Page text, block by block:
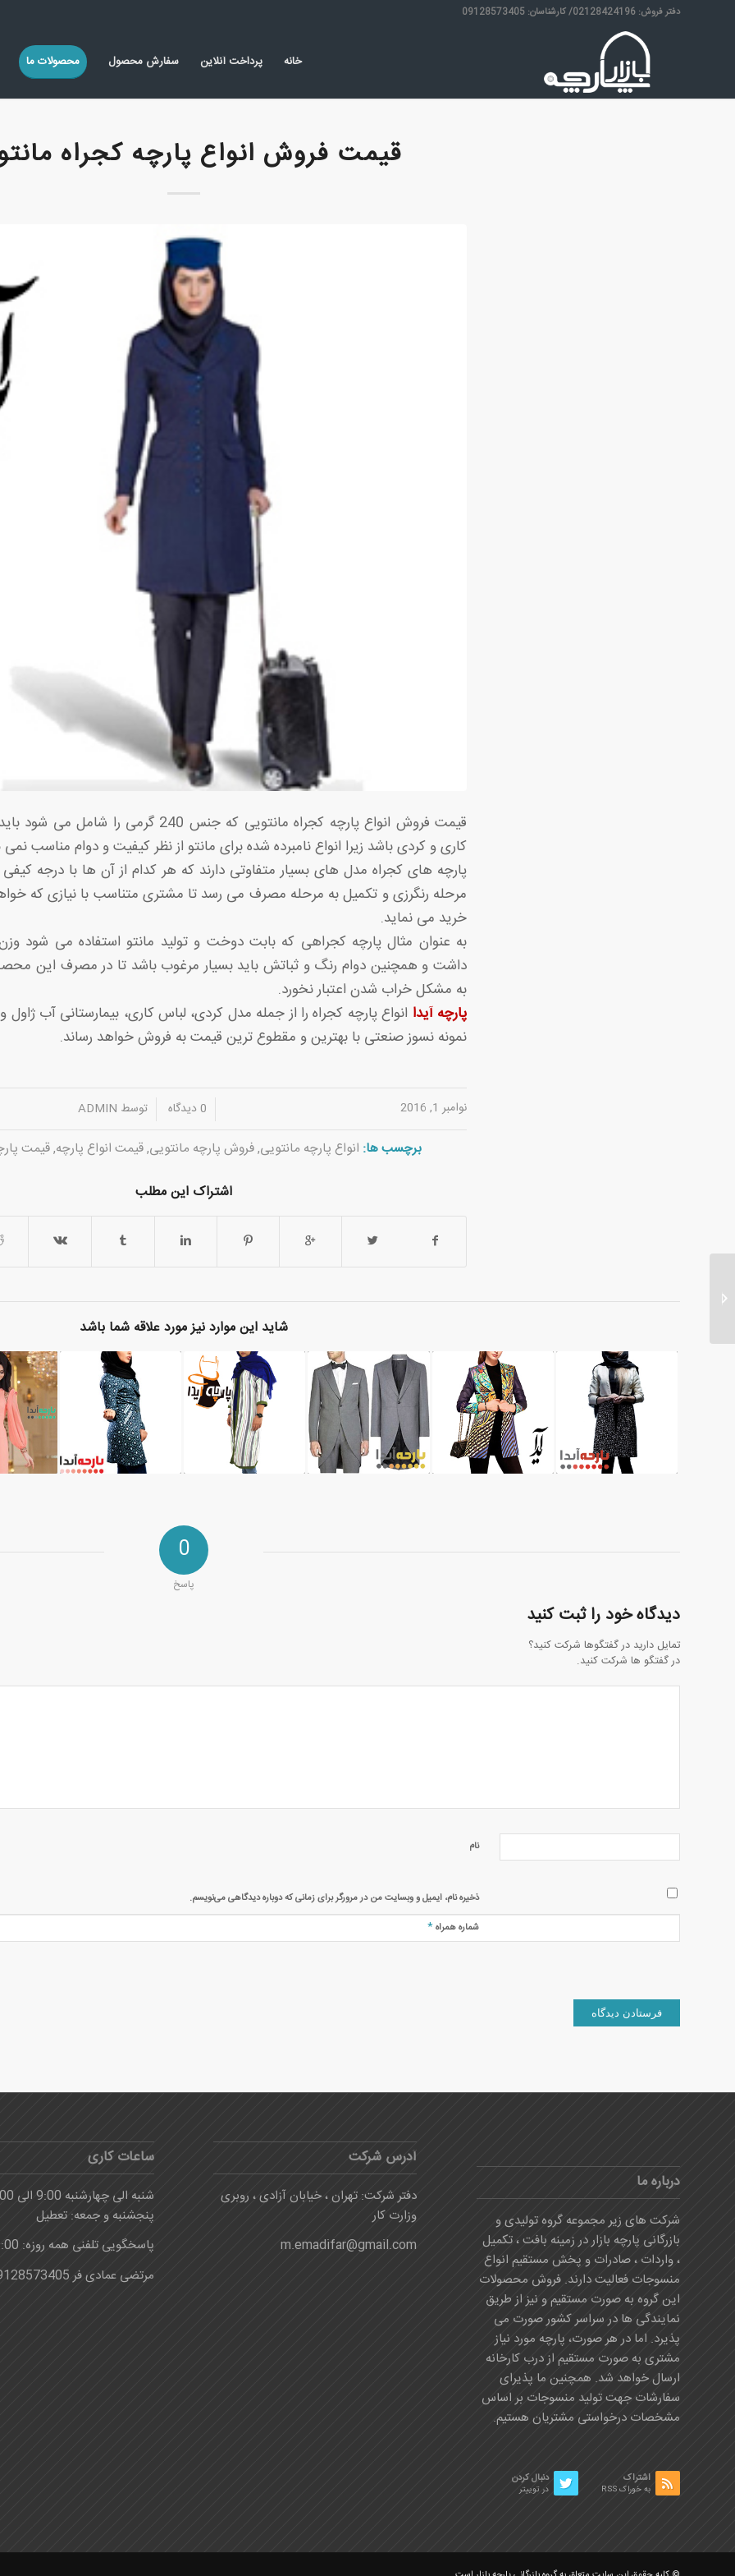
دفتر فروش: 02128424196/ کارشناسان: 09128573405
خانه پرداخت آنلاین سفارش محصول محصولات ما
قیمت فروش انواع پارچه کجراه
قیمت فروش انواع پارچه کجراه مانتویی که جنس 240
کاری و کردی باشد زیرا انواع نامبرده شده برای مانتو از نظر کیفیت و دوام مناسب نمی
پارچه های کجراه مدل های بسیار متفاوتی دارند که هر کدام از آن ها با درجه
مرحله رنگرزی و تکمیل به مرحله مصرف می رسد تا مشتری متناسب با نیازی که
خرید می نماید.
داشت و همچنین دوام رنگ و ثباتش باید بسیار مرغوب باشد تا در مصرف این
به مشکل خراب شدن اعتبار نخورد.
پارچه آیدا انواع پارچه کجراه را از جمله مدل کردی، لباس کاری، بیمارستانی آب ژاول
نمونه نسوز صنعتی با بهترین و مقطوع ترین قیمت به فروش خواهد رساند.
نوامبر 1, 2016 0 دیدگاه/ توسط ADMIN
برچسب ها: انواع پارچه مانتویی,فروش پارچه مانتویی,قیمت انواع پارچه,قیمت
اشتراک این مطلب
شاید این موارد نیز مورد علاقه شما باشد
0
پاسخ
دیدگاه خود را ثبت کنید
تمایل دارید در گفتگوها شرکت کنید؟
در گفتگو ها شرکت کنید.
نام
ذخیره نام، ایمیل و وبسایت من در مرورگر برای زمانی که دوباره دیدگاهی می‌نویسم.
شماره همراه*
درباره ما
شرکت های زیر مجموعه گروه تولیدی و
بازرگانی پارچه بازار در زمینه بافت ، تکمیل
، واردات ، صادرات و پخش مستقیم انواع
منسوجات فعالیت دارند. فروش محصولات
این گروه به صورت مستقیم و نیز از طریق
نمایندگی ها در سراسر کشور صورت می
پذیرد. اما در هر صورت، پارچه مورد نیاز
مشتری به صورت مستقیم از درب کارخانه
ارسال خواهد شد. همچنین ما پذیرای
سفارشات جهت تولید منسوجات بر اساس
مشخصات درخواستی مشتریان هستیم.
دنبال کردن
در توییتر
اشتراک
به خوراک RSS
آدرس شرکت
دفتر شرکت: تهران ، خیابان آزادی ، روبری
وزارت کار
m.emadifar@gmail.com
ساعات کاری
شنبه الی چهارشنبه 9:00 الی 16:00
پنجشنبه و جمعه: تعطیل
پاسخگویی تلفنی همه روزه: 8:00-24:00
مرتضی عمادی فر 09128573405